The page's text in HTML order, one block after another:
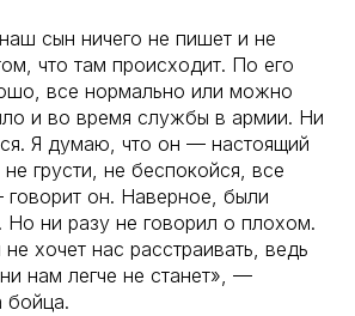
сын ничего не пишет и не
что там происходит. По его
все нормально или можно
и во время службы в армии. Ни
Я думаю, что он — настоящий
грусти, не беспокойся, все
говорит он. Наверное, были
Но ни разу не говорил о плохом.
хочет нас расстраивать, ведь
нам легче не станет», —
бойца.